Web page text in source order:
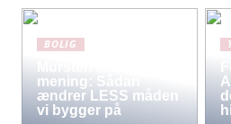
BOLIG
mening: Sådan
ændrer LESS måden
vi bygger på